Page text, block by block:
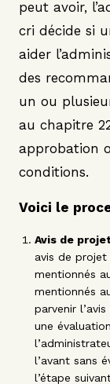
peut avoir,
cri décide si
aider
des
un ou
au chapitre
approbation
conditions.
Voici le
Avis de
avis de
mentionnés
mentionnés
parvenir
une
l’avant sans
l’étape